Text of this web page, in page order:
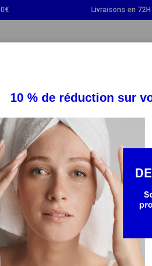
Livraisons en
DROPDOWN
SUPPLÉMENTS TOGGLESANTÉ